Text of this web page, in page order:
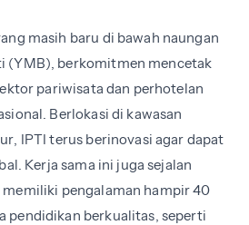
masih baru di bawah naungan
(YMB), berkomitmen mencetak
pariwisata dan perhotelan
Berlokasi di kawasan
IPTI terus berinovasi agar dapat
Kerja sama ini juga sejalan
memiliki pengalaman hampir 40
pendidikan berkualitas, seperti